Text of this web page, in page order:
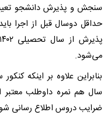
سنجش و پذیرش دانشجو
حداقل دوسال قبل از اجرا
می‌شود.
بنابراین علاوه بر اینکه
سال هم نمره داوطلب
ضرایب دروس اطلاع رسانی